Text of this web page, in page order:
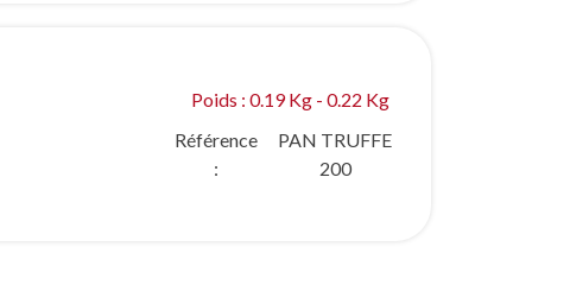
Poids : 0.19 Kg - 0.22 Kg
Référence
:
PAN TRUFFE
200